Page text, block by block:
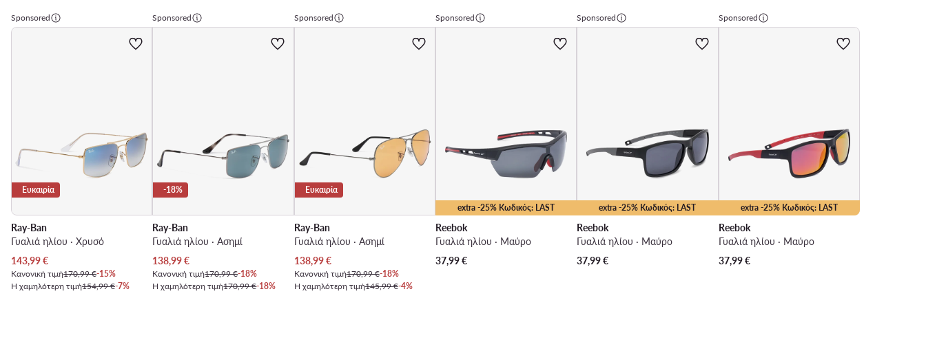
Sponsored
Ευκαιρία
Ray-Ban
Γυαλιά ηλίου · Χρυσό
Τρέχουσα τιμή
143,99€
Κανονική τιμή170,99 €-15%
Η χαμηλότερη τιμή154,99 €-7%
Sponsored
-18%
Ray-Ban
Γυαλιά ηλίου · Ασημί
Τρέχουσα τιμή
138,99€
Κανονική τιμή170,99 €-18%
Η χαμηλότερη τιμή170,99 €-18%
Sponsored
Ευκαιρία
Ray-Ban
Γυαλιά ηλίου · Ασημί
Τρέχουσα τιμή
138,99€
Κανονική τιμή170,99 €-18%
Η χαμηλότερη τιμή145,99 €-4%
Sponsored
extra -25% Κωδικός: LAST
Reebok
Γυαλιά ηλίου · Μαύρο
37,99€
Sponsored
extra -25% Κωδικός: LAST
Reebok
Γυαλιά ηλίου · Μαύρο
37,99€
Sponsored
extra -25% Κωδικός: LAST
Reebok
Γυαλιά ηλίου · Μαύρο
37,99€